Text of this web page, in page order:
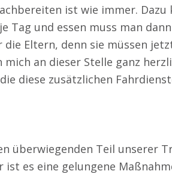
ist wie immer. Dazu
Tag und essen muss man
Eltern, denn sie müssen
an dieser Stelle ganz
diese zusätzlichen
überwiegenden Teil unserer
ist es eine gelungene